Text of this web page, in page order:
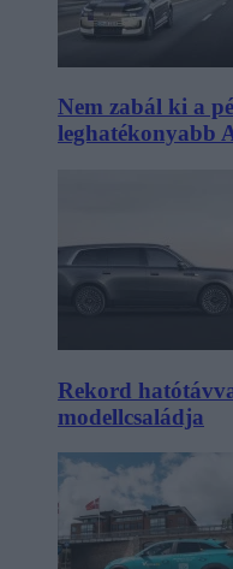
Nem zabál ki a
leghatékonyabb
Rekord
modellcsaládja